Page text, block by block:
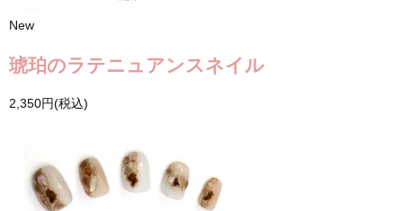
New
琥珀のラテニュアンスネイル
2,350円(税込)